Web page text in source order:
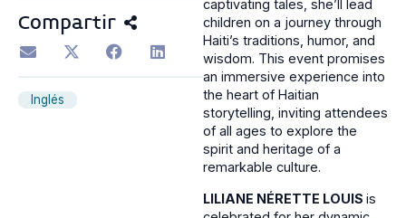
Compartir
Inglés
captivating tales, she’ll lead
children on a journey through
Haiti’s traditions, humor, and
wisdom. This event promises
an immersive experience into
the heart of Haitian
storytelling, inviting attendees
of all ages to explore the
spirit and heritage of a
remarkable culture.
LILIANE NÉRETTE LOUIS is